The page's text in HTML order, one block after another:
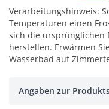
Verarbeitungshinweis:
Temperaturen einen
sich die ursprünglichen
herstellen. Erwärmen
Wasserbad auf
Angaben zur